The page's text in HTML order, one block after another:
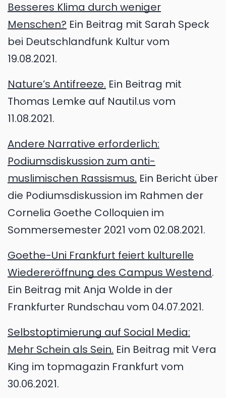
Besseres Klima durch weniger
Menschen? Ein Beitrag mit Sarah Speck
bei Deutschlandfunk Kultur vom
19.08.2021.
Nature’s Antifreeze. Ein Beitrag mit
Thomas Lemke auf Nautil.us vom
11.08.2021.
Andere Narrative erforderlich:
Podiumsdiskussion zum anti-
muslimischen Rassismus. Ein Bericht über
die Podiumsdiskussion im Rahmen der
Cornelia Goethe Colloquien im
Sommersemester 2021 vom 02.08.2021.
Goethe-Uni Frankfurt feiert kulturelle
Wiedereröffnung des Campus Westend.
Ein Beitrag mit Anja Wolde in der
Frankfurter Rundschau vom 04.07.2021.
Selbstoptimierung auf Social Media:
Mehr Schein als Sein. Ein Beitrag mit Vera
King im topmagazin Frankfurt vom
30.06.2021.